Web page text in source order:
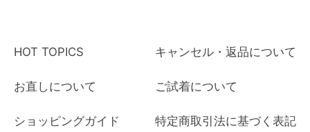
HOT TOPICS キャンセル・返品について
お直しについて ご試着について
ショッピングガイド 特定商取引法に基づく表記